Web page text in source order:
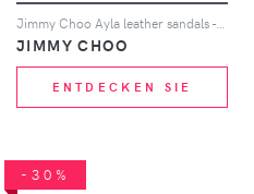
Jimmy Choo Ayla leather sandals - Schwarz
JIMMY CHOO
ENTDECKEN SIE
-30%